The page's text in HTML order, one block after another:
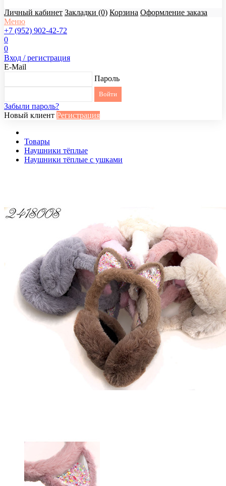
Личный кабинет Закладки (0) Корзина Оформление заказа
Меню
+7 (952) 902-42-72
0
0
Вход / регистрация
E-Mail
Пароль
Забыли пароль?
Новый клиент Регистрация
Товары
Наушники тёплые
Наушники тёплые с ушками